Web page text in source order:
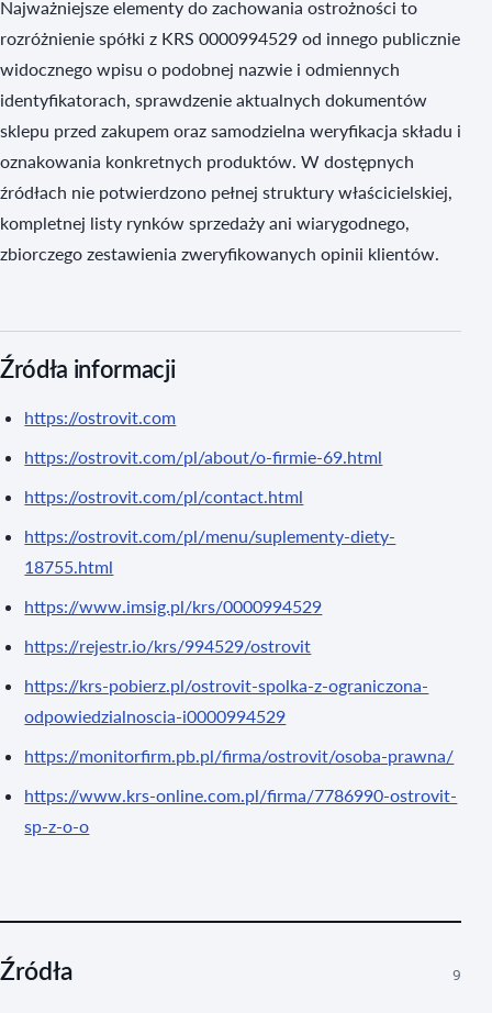
Najważniejsze elementy do zachowania ostrożności to
rozróżnienie spółki z KRS 0000994529 od innego publicznie
widocznego wpisu o podobnej nazwie i odmiennych
identyfikatorach, sprawdzenie aktualnych dokumentów
sklepu przed zakupem oraz samodzielna weryfikacja składu i
oznakowania konkretnych produktów. W dostępnych
źródłach nie potwierdzono pełnej struktury właścicielskiej,
kompletnej listy rynków sprzedaży ani wiarygodnego,
zbiorczego zestawienia zweryfikowanych opinii klientów.
Źródła informacji
https://ostrovit.com
https://ostrovit.com/pl/about/o-firmie-69.html
https://ostrovit.com/pl/contact.html
https://ostrovit.com/pl/menu/suplementy-diety-
18755.html
https://www.imsig.pl/krs/0000994529
https://rejestr.io/krs/994529/ostrovit
https://krs-pobierz.pl/ostrovit-spolka-z-ograniczona-
odpowiedzialnoscia-i0000994529
https://monitorfirm.pb.pl/firma/ostrovit/osoba-prawna/
https://www.krs-online.com.pl/firma/7786990-ostrovit-
sp-z-o-o
Źródła 9